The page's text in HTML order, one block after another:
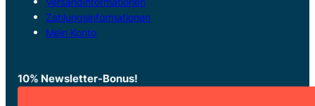
Zahlungsinformationen
Mein Konto
10% Newsletter-Bonus!